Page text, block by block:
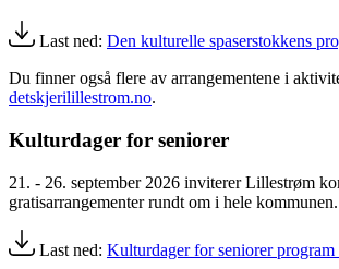
Last ned: Den kulturelle spaserstokkens
Du finner også flere av arrangementene i
detskjerilillestrom.no.
Kulturdager for seniorer
21. - 26. september 2026 inviterer Lillestrøm
gratisarrangementer rundt om i hele kommunen.
Last ned: Kulturdager for seniorer